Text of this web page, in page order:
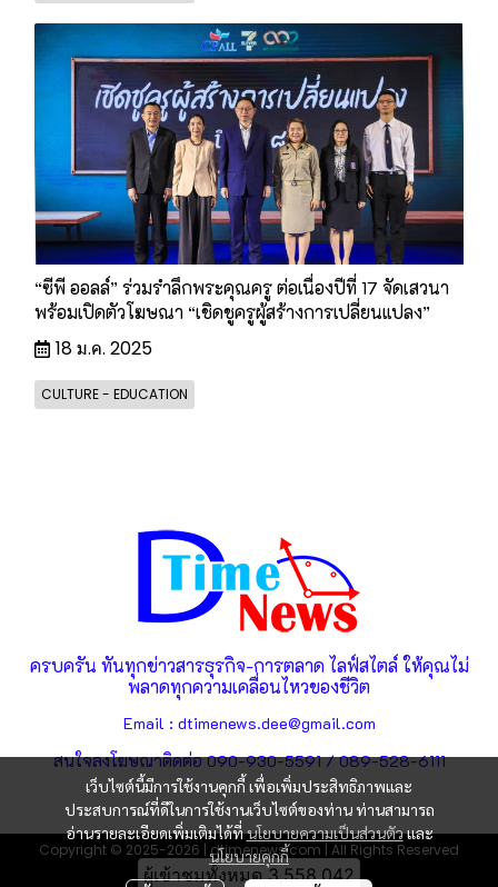
“ซีพี ออลล์” ร่วมรำลึกพระคุณครู ต่อเนื่องปีที่ 17 จัดเสวนา
พร้อมเปิดตัวโฆษณา “เชิดชูครูผู้สร้างการเปลี่ยนแปลง”
18 ม.ค. 2025
CULTURE - EDUCATION
เว็บไซต์นี้มีการใช้งานคุกกี้ เพื่อเพิ่มประสิทธิภาพและ
ประสบการณ์ที่ดีในการใช้งานเว็บไซต์ของท่าน ท่านสามารถ
อ่านรายละเอียดเพิ่มเติมได้ที่นโยบายความเป็นส่วนตัวและ
นโยบายคุกกี้
ครบครัน ทันทุกข่าวสารธุรกิจ-การตลาด ไลฟ์สไตล์ ให้คุณไม่
พลาดทุกความเคลื่อนไหวของชีวิต
Email : dtimenews.dee@gmail.com
สนใจลงโฆษณาติดต่อ 090-930-5591 / 089-528-6111
Copyright © 2025-2026 | dtimenews.com | All Rights Reserved
ผู้เข้าชมวันนี้2,252